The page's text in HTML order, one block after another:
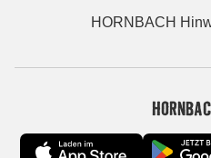
HORNBACH